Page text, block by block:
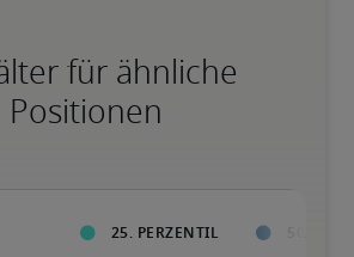
für ähnliche
Positionen